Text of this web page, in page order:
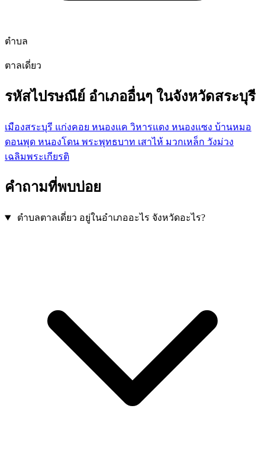
ตำบล
ตาลเดี่ยว
รหัสไปรษณีย์ อำเภออื่นๆ ในจังหวัดสระบุรี
เมืองสระบุรี แก่งคอย หนองแค วิหารแดง หนองแซง บ้านหมอ
ดอนพุด หนองโดน พระพุทธบาท เสาไห้ มวกเหล็ก วังม่วง
เฉลิมพระเกียรติ
คำถามที่พบบ่อย
ตำบลตาลเดี่ยว อยู่ในอำเภออะไร จังหวัดอะไร?